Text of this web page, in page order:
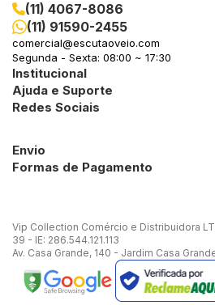
(11) 4067-8086
(11) 91590-2455
comercial@escutaoveio.com
Segunda - Sexta: 08:00 ~ 17:30
Institucional
Ajuda e Suporte
Redes Sociais
Envio
Formas de Pagamento
Vip Collection Comércio e Distribuidora
39 - IE: 286.544.121.113
Av. Casa Grande, 140 - Jardim Casa